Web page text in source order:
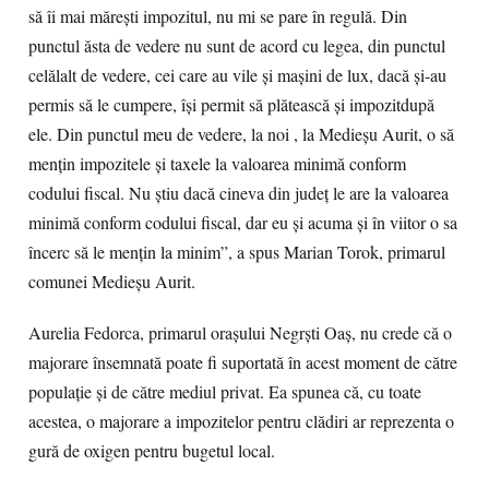
să îi mai mărești impozitul, nu mi se pare în regulă. Din
punctul ăsta de vedere nu sunt de acord cu legea, din punctul
celălalt de vedere, cei care au vile și mașini de lux, dacă și-au
permis să le cumpere, își permit să plătească și impozitdupă
ele. Din punctul meu de vedere, la noi , la Medieșu Aurit, o să
mențin impozitele și taxele la valoarea minimă conform
codului fiscal. Nu știu dacă cineva din județ le are la valoarea
minimă conform codului fiscal, dar eu și acuma și în viitor o sa
încerc să le mențin la minim”, a spus Marian Torok, primarul
comunei Medieșu Aurit.
Aurelia Fedorca, primarul orașului Negrști Oaș, nu crede că o
majorare însemnată poate fi suportată în acest moment de către
populație și de către mediul privat. Ea spunea că, cu toate
acestea, o majorare a impozitelor pentru clădiri ar reprezenta o
gură de oxigen pentru bugetul local.